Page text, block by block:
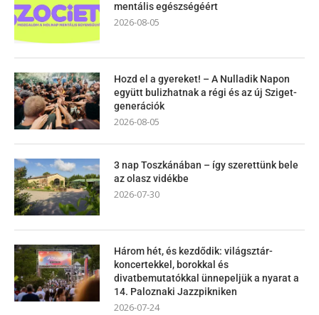
mentális egészségéért
2026-08-05
Hozd el a gyereket! – A Nulladik Napon
együtt bulizhatnak a régi és az új Sziget-
generációk
2026-08-05
3 nap Toszkánában – így szerettünk bele
az olasz vidékbe
2026-07-30
Három hét, és kezdődik: világsztár-
koncertekkel, borokkal és
divatbemutatókkal ünnepeljük a nyarat a
14. Paloznaki Jazzpikniken
2026-07-24